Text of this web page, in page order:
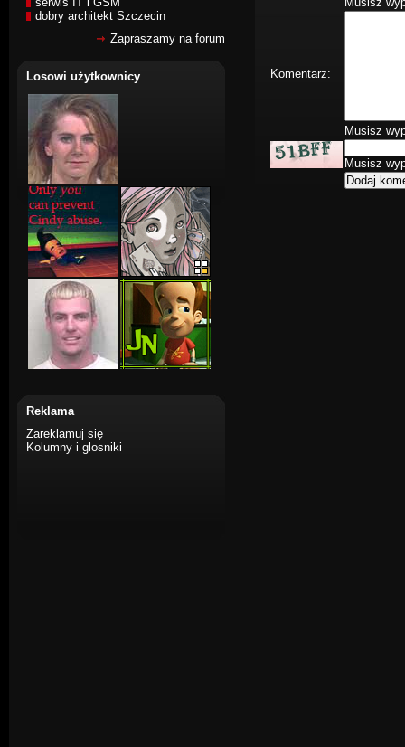
dobry architekt Szczecin
Zapraszamy na forum
Losowi użytkownicy
Reklama
Zareklamuj się
Kolumny i glosniki
Komentarz:
Musisz
Musisz